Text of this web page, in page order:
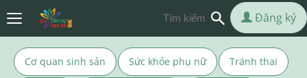
Cơ quan sinh sản Sức khỏe phụ nữ Tránh thai
Đăng ký